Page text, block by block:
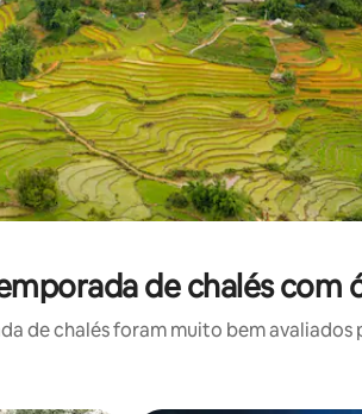
de chalés com
de chalés foram muito bem